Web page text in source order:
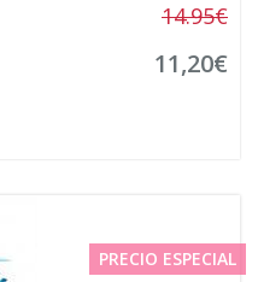
14.95€
11,20€
PRECIO ESPECIAL